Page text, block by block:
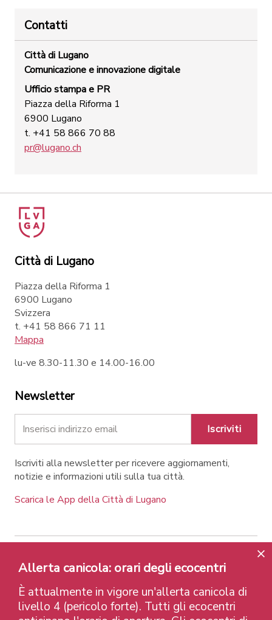
Contatti
Città di Lugano
Comunicazione e innovazione digitale
Ufficio stampa e PR
Piazza della Riforma 1
6900 Lugano
t. +41 58 866 70 88
pr@lugano.ch
Città di Lugano
Piazza della Riforma 1
6900 Lugano
Svizzera
t. +41 58 866 71 11
Mappa
lu-ve 8.30-11.30 e 14.00-16.00
Newsletter
Iscriviti
Iscriviti alla newsletter per ricevere aggiornamenti,
notizie e informazioni utili sulla tua città.
Scarica le App della Città di Lugano
Contatti Link Note legali
Privacy Policy
Label e riconoscimenti
Credits
© 2026 Città di Lugano
Allerta canicola: orari degli ecocentri
È attualmente in vigore un'allerta canicola di
livello 4 (pericolo forte). Tutti gli ecocentri